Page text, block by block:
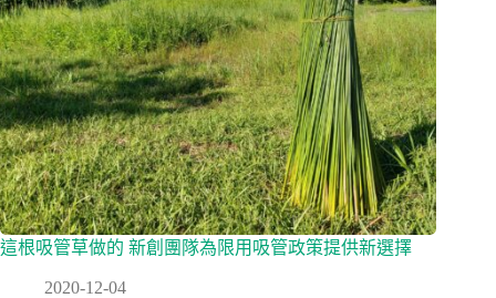
這根吸管草做的 新創團隊為限用吸管政策提供新選擇
2020-12-04